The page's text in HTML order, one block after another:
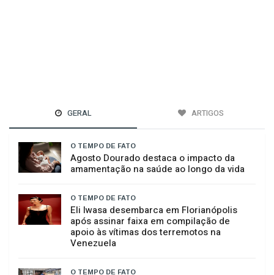
O TEMPO DE FATO
Agosto Dourado destaca o impacto da
amamentação na saúde ao longo da vida
O TEMPO DE FATO